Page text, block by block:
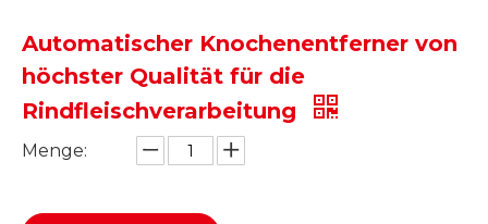
Automatischer Knochenentferner von
höchster Qualität für die
Rindfleischverarbeitung
Menge: